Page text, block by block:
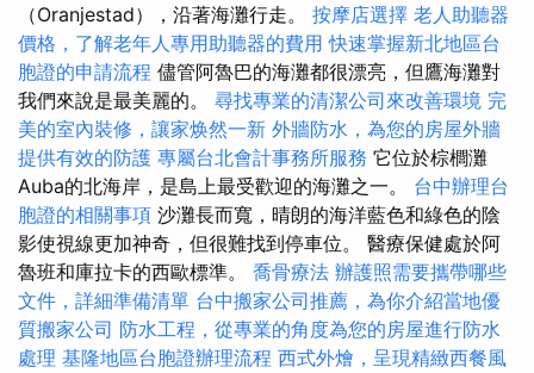
（Oranjestad），沿著海灘行走。 按摩店選擇 老人助聽器
價格，了解老年人專用助聽器的費用 快速掌握新北地區台
胞證的申請流程 儘管阿魯巴的海灘都很漂亮，但鷹海灘對
我們來說是最美麗的。 尋找專業的清潔公司來改善環境 完
美的室內裝修，讓家焕然一新 外牆防水，為您的房屋外牆
提供有效的防護 專屬台北會計事務所服務 它位於棕櫚灘
Auba的北海岸，是島上最受歡迎的海灘之一。 台中辦理台
胞證的相關事項 沙灘長而寬，晴朗的海洋藍色和綠色的陰
影使視線更加神奇，但很難找到停車位。 醫療保健處於阿
魯班和庫拉卡的西歐標準。 喬骨療法 辦護照需要攜帶哪些
文件，詳細準備清單 台中搬家公司推薦，為你介紹當地優
質搬家公司 防水工程，從專業的角度為您的房屋進行防水
處理 基隆地區台胞證辦理流程 西式外燴，呈現精緻西餐風